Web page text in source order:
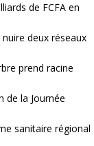
de FCFA en
nuire deux réseaux
prend racine
de la Journée
sanitaire régional